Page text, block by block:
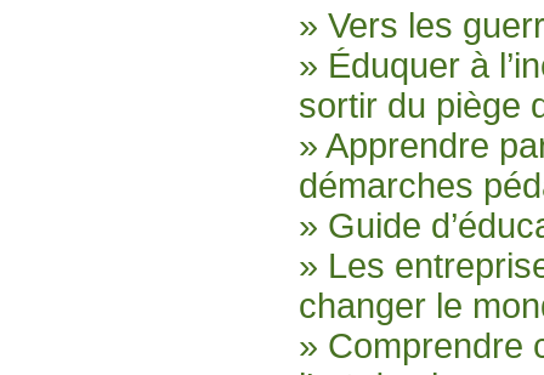
» Vers les
» Éduquer à
sortir du piège
» Apprendre
démarches
» Guide
» Les
changer le
» Comprendre